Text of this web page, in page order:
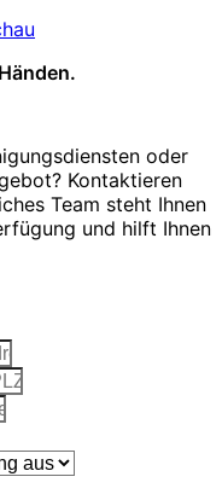
oder
Kontaktieren
Team steht Ihnen
und hilft Ihnen